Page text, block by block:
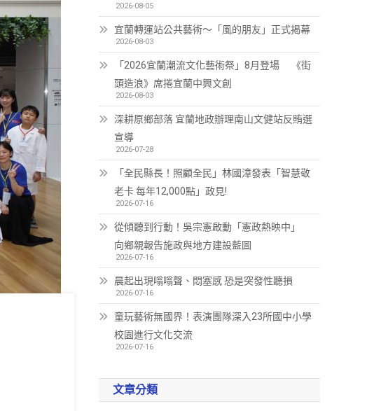
2026-08-05
宜蘭轉運站公共藝術～「風的朋友」正式揭幕
2026-08-03
「2026宜蘭潮流文化藝術祭」8月登場 《街
頭造浪》席捲宜蘭中興文創
2026-08-03
深耕原鄉部落 宜蘭地政辦理南山文健站反賄選
宣導
2026-07-28
「全民縣長！照顧全民」林國漳發表「智慧敬
老卡 每年12,000點」政見!
2026-07-16
從傾聽到行動！吳宗憲啟動「憲政熱映中」
向鄉親報告施政與地方建設藍圖
2026-07-16
晨起出現嗡嗡聲、悶塞感 恐是突發性聽損
2026-07-16
童玩藝術無國界！表演團隊深入23所國中小學
校園進行文化交流
2026-07-16
文章分類